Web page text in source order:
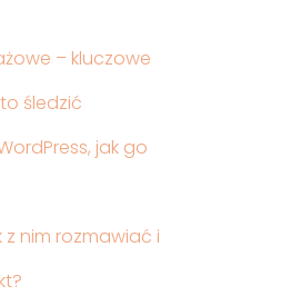
– kluczowe
śledzić
jak go
z nim rozmawiać i